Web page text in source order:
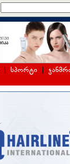
| სპორტი |